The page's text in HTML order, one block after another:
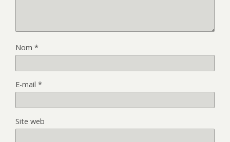
Nom *
E-mail *
Site web